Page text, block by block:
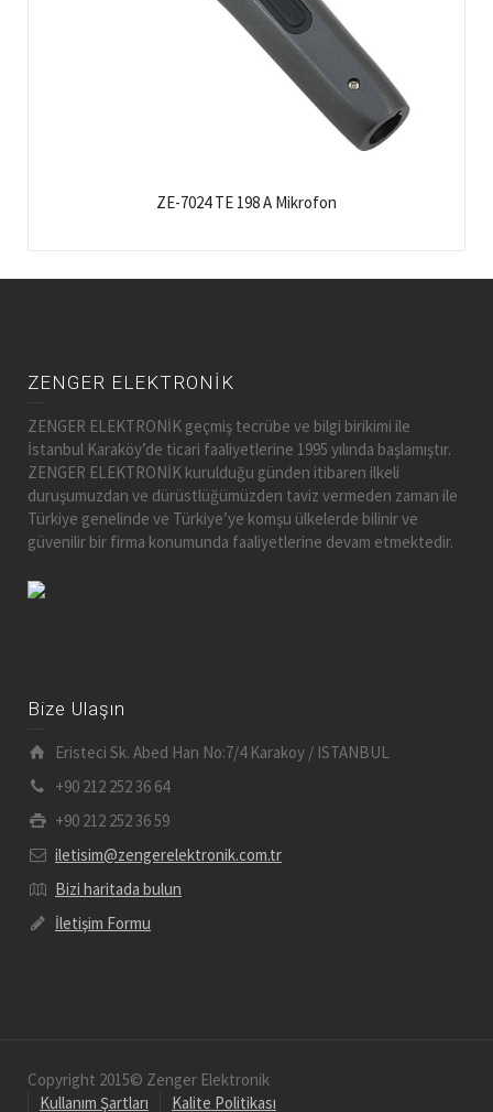
ZE-7024 TE 198 A Mikrofon
ZENGER ELEKTRONİK
ZENGER ELEKTRONİK geçmiş tecrübe ve bilgi birikimi ile
İstanbul Karaköy’de ticari faaliyetlerine 1995 yılında başlamıştır.
ZENGER ELEKTRONİK kurulduğu günden itibaren ilkeli
duruşumuzdan ve dürüstlüğümüzden taviz vermeden zaman ile
Türkiye genelinde ve Türkiye’ye komşu ülkelerde bilinir ve
güvenilir bir firma konumunda faaliyetlerine devam etmektedir.
Bize Ulaşın
Eristeci Sk. Abed Han No:7/4 Karakoy / ISTANBUL
+90 212 252 36 64
+90 212 252 36 59
iletisim@zengerelektronik.com.tr
Bizi haritada bulun
İletişim Formu
Copyright 2015© Zenger Elektronik
Kullanım Şartları
Kalite Politikası